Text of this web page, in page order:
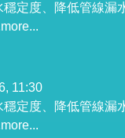
穩定度、降低管線漏
more...
11:30
穩定度、降低管線漏
more...